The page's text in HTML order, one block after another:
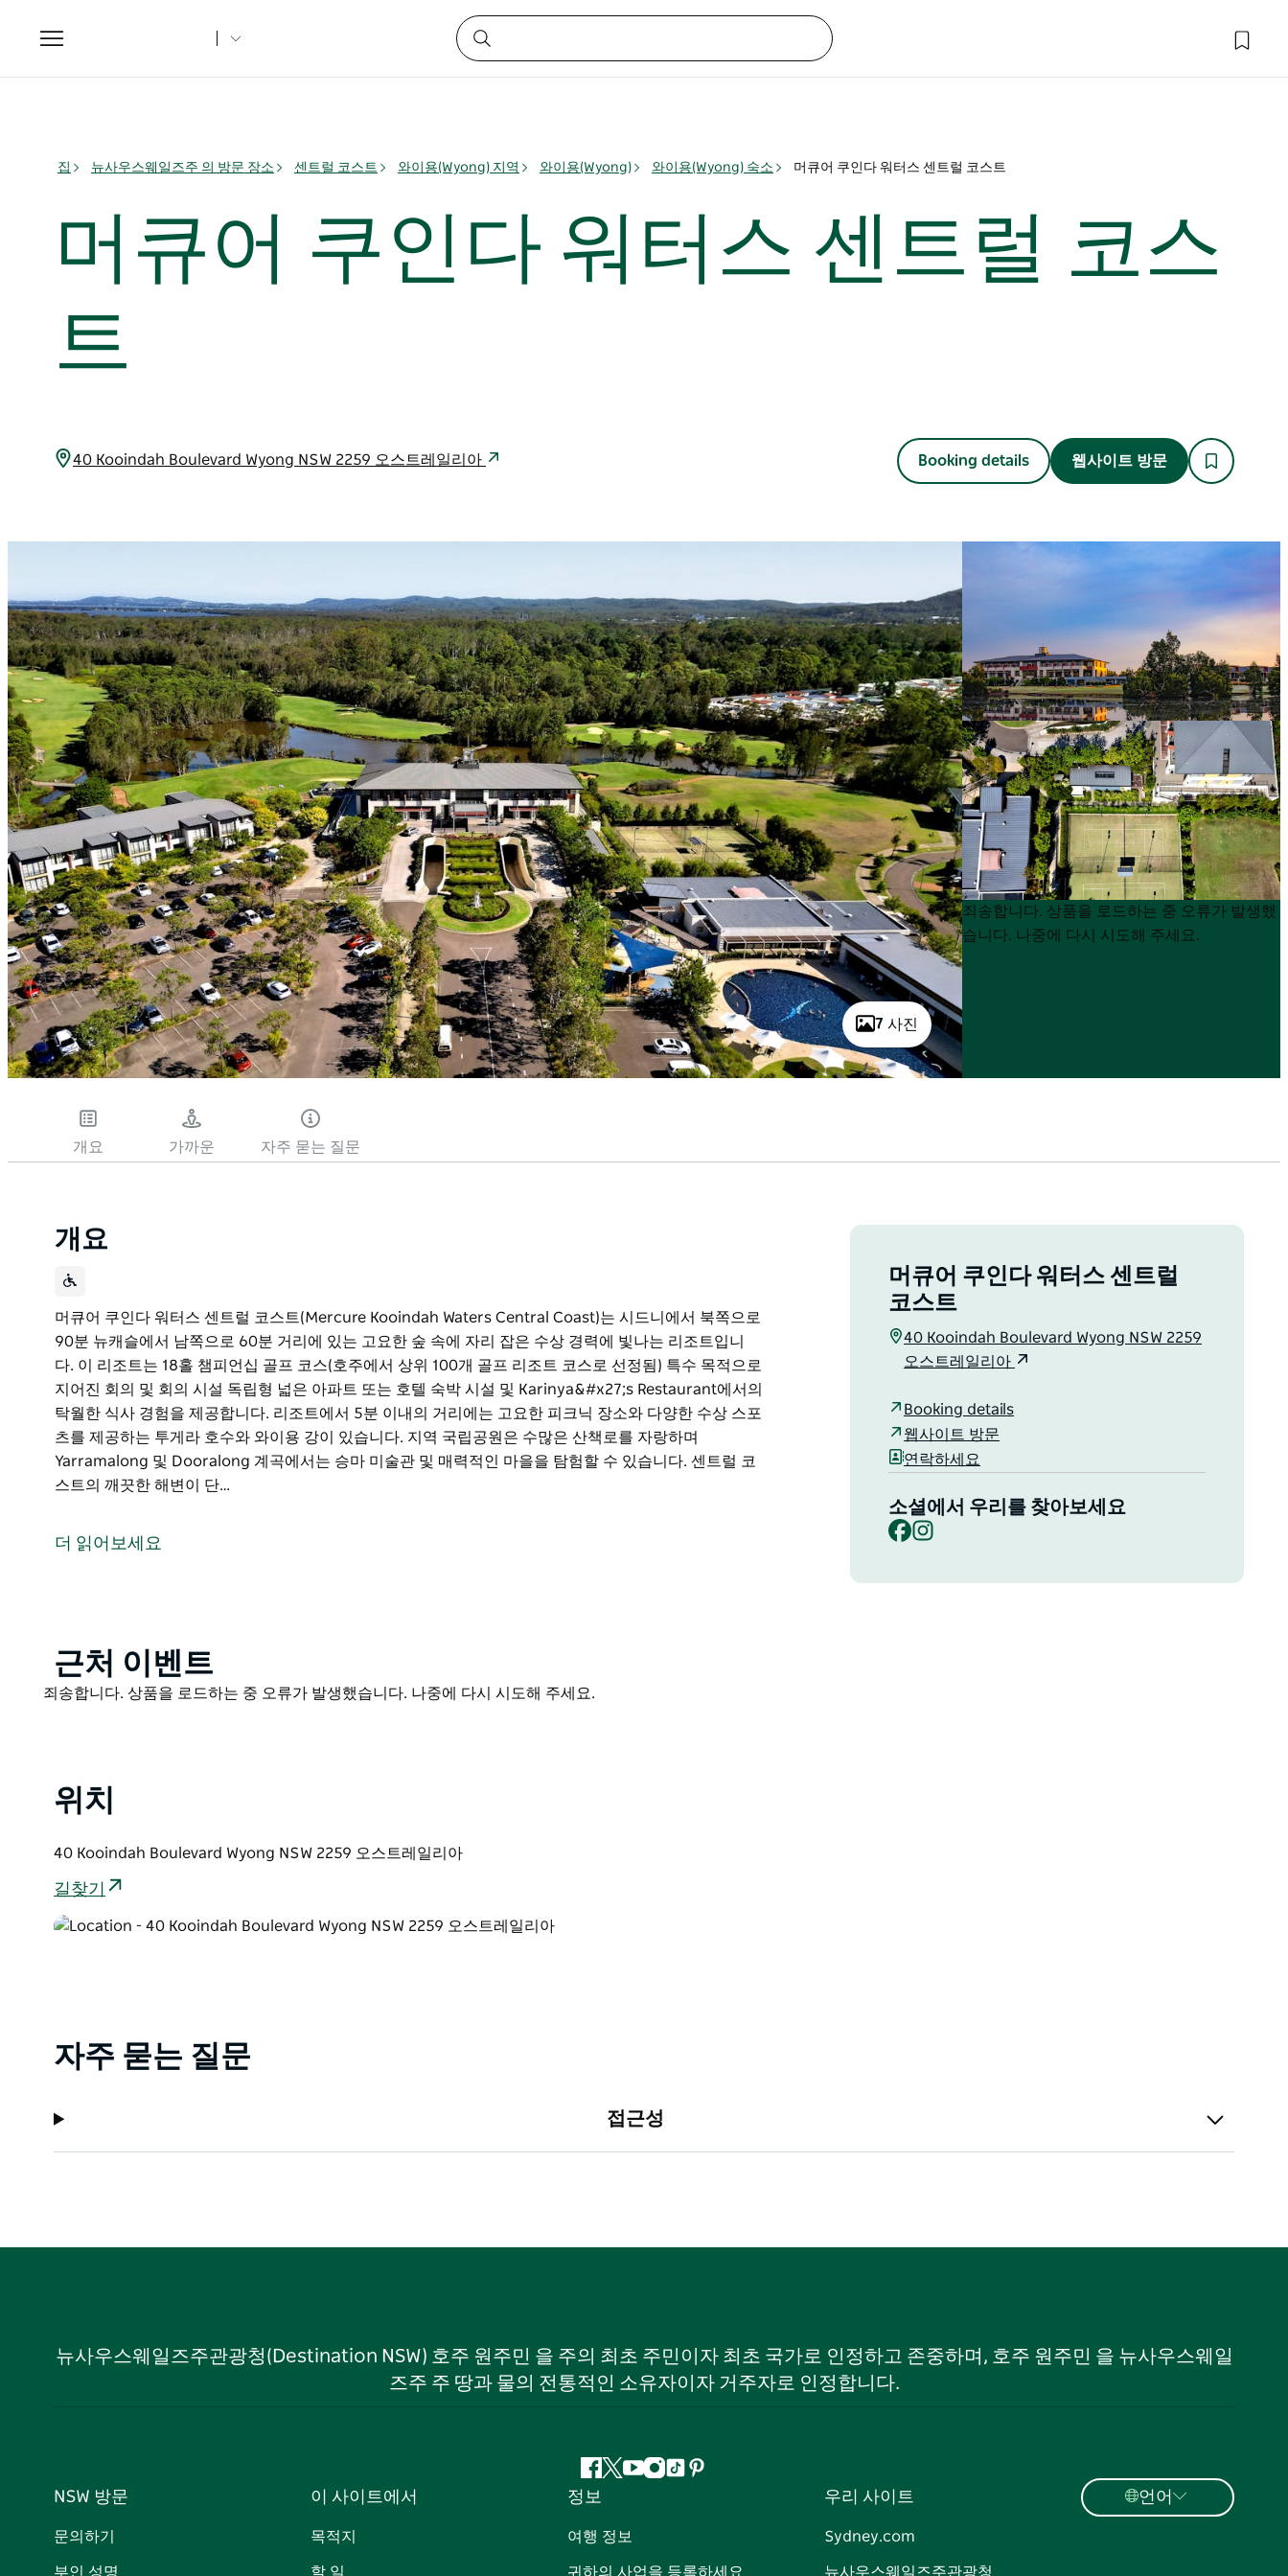
Toggle
navigation
집 뉴사우스웨일즈주 의 방문 장소 센트럴 코스트 와이용(Wyong) 지역 와이용(Wyong) 와이용(Wyong) 숙소 머큐어 쿠인다 워터스 센트럴 코스트
머큐어 쿠인다 워터스 센트럴 코스
트
40 Kooindah Boulevard Wyong NSW 2259 오스트레일리아 Booking details 웹사이트 방문
7 사진
Product
List
Product
List
죄송합니다. 상품을 로드하는 중 오류가 발생했
습니다. 나중에 다시 시도해 주세요.
개요 가까운 자주 묻는 질문
개요
머큐어 쿠인다 워터스 센트럴 코스트(Mercure Kooindah Waters Central Coast)는 시드니에서 북쪽으로
90분 뉴캐슬에서 남쪽으로 60분 거리에 있는 고요한 숲 속에 자리 잡은 수상 경력에 빛나는 리조트입니
다. 이 리조트는 18홀 챔피언십 골프 코스(호주에서 상위 100개 골프 리조트 코스로 선정됨) 특수 목적으로
지어진 회의 및 회의 시설 독립형 넓은 아파트 또는 호텔 숙박 시설 및 Karinya&#x27;s Restaurant에서의
탁월한 식사 경험을 제공합니다. 리조트에서 5분 이내의 거리에는 고요한 피크닉 장소와 다양한 수상 스포
츠를 제공하는 투게라 호수와 와이용 강이 있습니다. 지역 국립공원은 수많은 산책로를 자랑하며
Yarramalong 및 Dooralong 계곡에서는 승마 미술관 및 매력적인 마을을 탐험할 수 있습니다. 센트럴 코
스트의 깨끗한 해변이 단…
90분 뉴캐슬에서 남쪽으로 60분 거리에 있는 고요한 숲 속에 자리 잡은 수상 경력에 빛나는 리조트입니
이용 강이 있습니다. 지역 국립공원은 수많은 산책로를 자랑하며 Yarramalong 및 Dooralong 계곡에서
는 승마 미술관 및 매력적인 마을을 탐험할 수 있습니다. 센트럴 코스트의 깨끗한 해변이 단 30분 거리에
더 읽어보세요
머큐어 쿠인다 워터스 센트럴
코스트
40 Kooindah Boulevard Wyong NSW 2259
오스트레일리아
Booking details
웹사이트 방문
연락하세요
소셜에서 우리를 찾아보세요
Facebook
Product
List
근처 이벤트
Product
죄송합니다. 상품을 로드하는 중 오류가 발생했습니다. 나중에 다시 시도해 주세요.
위치
40 Kooindah Boulevard Wyong NSW 2259 오스트레일리아
길찾기
자주 묻는 질문
접근성
뉴사우스웨일즈주관광청(Destination NSW) 호주 원주민 을 주의 최초 주민이자 최초 국가로 인정하고 존중하며, 호주 원주민 을 뉴사우스웨일
즈주 주 땅과 물의 전통적인 소유자이자 거주자로 인정합니다.
페
이
지 유 인 틱
핀
NSW 방문
문의하기
부인 성명
이 사이트에서
목적지
할 일
정보
여행 정보
귀하의 사업을 등록하세요
우리 사이트
Sydney.com
뉴사우스웨일즈주관광청
언어